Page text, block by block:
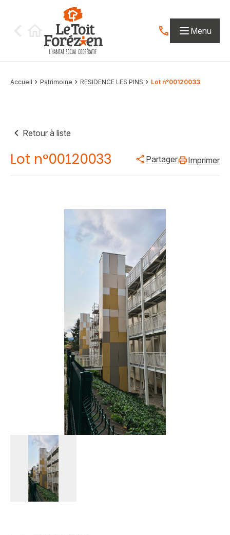
Contactez-nous
Menu
Accueil Patrimoine RESIDENCE LES PINS Lot n°00120033
Retour à liste
Lot n°00120033 Partager Imprimer